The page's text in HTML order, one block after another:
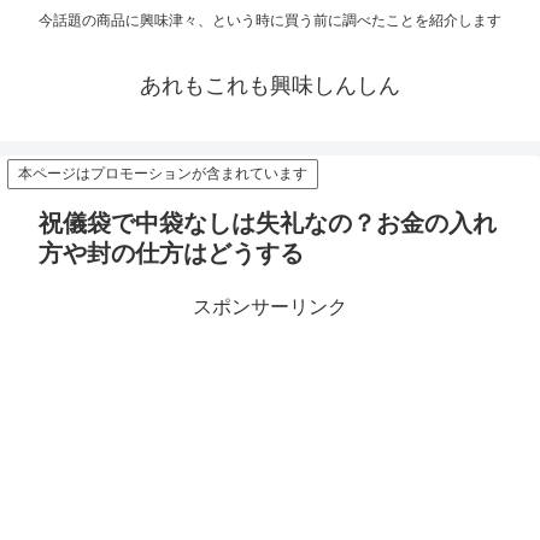
今話題の商品に興味津々、という時に買う前に調べたことを紹介します
あれもこれも興味しんしん
本ページはプロモーションが含まれています
祝儀袋で中袋なしは失礼なの？お金の入れ
方や封の仕方はどうする
スポンサーリンク